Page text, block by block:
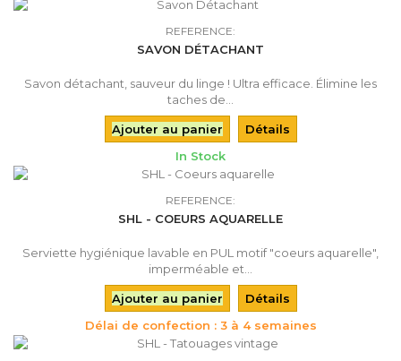
REFERENCE:
SAVON DÉTACHANT
Savon détachant, sauveur du linge ! Ultra efficace. Élimine les
taches de...
Ajouter au panier
Détails
In Stock
REFERENCE:
SHL - COEURS AQUARELLE
Serviette hygiénique lavable en PUL motif "coeurs aquarelle",
imperméable et...
Ajouter au panier
Détails
Délai de confection : 3 à 4 semaines